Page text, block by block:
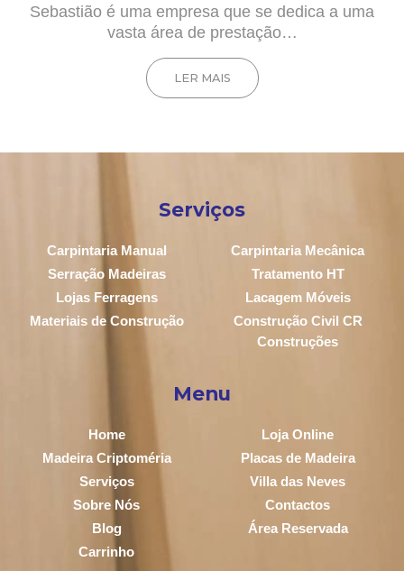
Sebastião é uma empresa que se dedica a uma
vasta área de prestação…
LER MAIS
Serviços
Carpintaria Manual
Carpintaria Mecânica
Serração Madeiras
Tratamento HT
Lojas Ferragens
Lacagem Móveis
Materiais de Construção
Construção Civil CR
Construções
Menu
Home
Loja Online
Madeira Criptoméria
Placas de Madeira
Serviços
Villa das Neves
Sobre Nós
Contactos
Blog
Área Reservada
Carrinho